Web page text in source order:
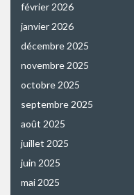
février 2026
janvier 2026
décembre 2025
novembre 2025
octobre 2025
septembre 2025
août 2025
juillet 2025
juin 2025
mai 2025